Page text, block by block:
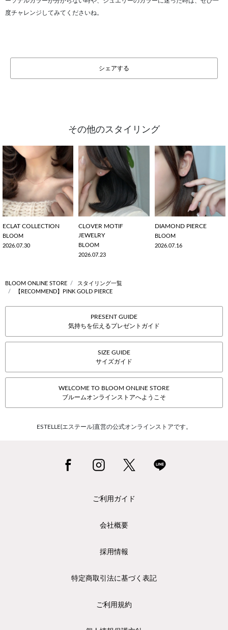
度チャレンジしてみてくださいね。
シェアする
その他のスタイリング
ECLAT COLLECTION
BLOOM
2026.07.30
CLOVER MOTIF
JEWELRY
BLOOM
2026.07.23
DIAMOND PIERCE
BLOOM
2026.07.16
BLOOM ONLINE STORE
スタイリング一覧
【RECOMMEND】PINK GOLD PIERCE
PRESENT GUIDE
気持ちを伝えるプレゼントガイド
SIZE GUIDE
サイズガイド
WELCOME TO BLOOM ONLINE STORE
ブルームオンラインストアへようこそ
ESTELLE(エステール)直営の公式オンラインストアです。
ご利用ガイド
会社概要
採用情報
特定商取引法に基づく表記
ご利用規約